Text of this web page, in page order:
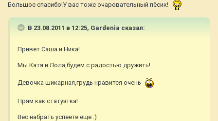
Большое спасибо!У вас тоже очаровательный пёсик!
В 23.08.2011 в 12:25, Gardenia сказал:
Привет Саша и Ника!
Мы Катя и Лола,будем с радостью дружить!
Девочка шикарная,грудь нравится очень
Прям как статуэтка!
Вес набрать успеете еще :)